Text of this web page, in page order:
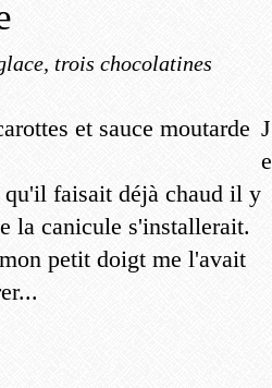
trois chocolatines
J
e
qu'il faisait déjà chaud il y
la canicule s'installerait.
petit doigt me l'avait